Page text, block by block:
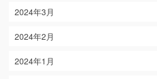
2024年3月
2024年2月
2024年1月